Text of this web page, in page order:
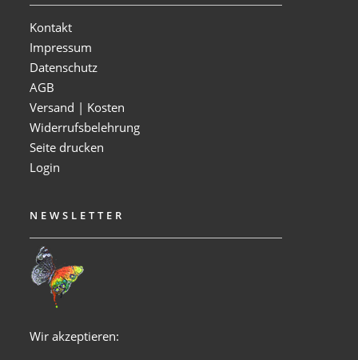
Kontakt
Impressum
Datenschutz
AGB
Versand | Kosten
Widerrufsbelehrung
Seite drucken
Login
NEWSLETTER
Wir akzeptieren: